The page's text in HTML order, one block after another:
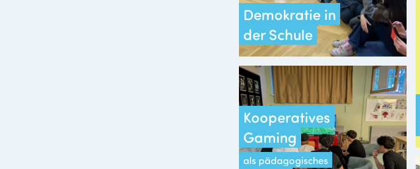
Demokratie in
der Schule
Kooperatives
Gaming
als pädagogisches